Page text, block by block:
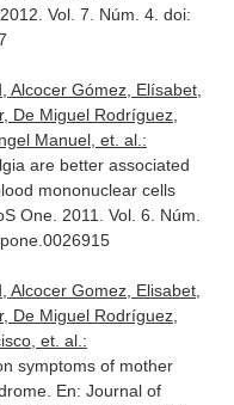
Vol. 7. Núm. 4. doi:
Alcocer Gómez, Elísabet,
De Miguel Rodríguez,
Manuel, et. al.:
are better associated
mononuclear cells
One. 2011. Vol. 6. Núm.
Alcocer Gomez, Elisabet,
De Miguel Rodríguez,
et. al.:
symptoms of mother
En: Journal of